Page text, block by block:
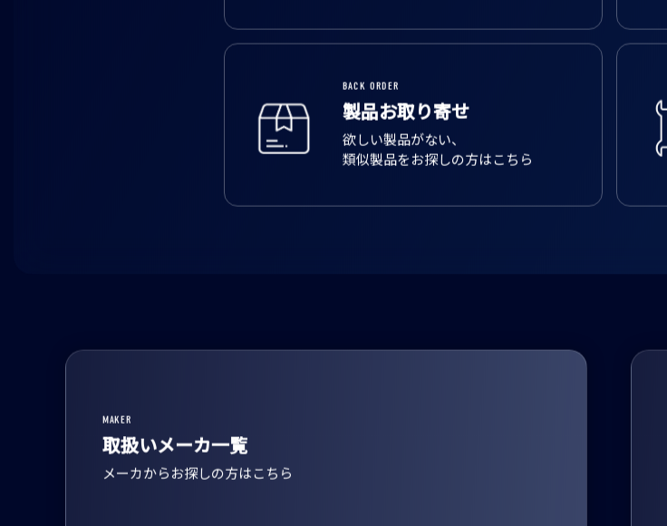
BACK ORDER
製品お取り寄せ
欲しい製品がない、
類似製品をお探しの方はこちら
MAKER
取扱いメーカ一覧
メーカからお探しの方はこちら